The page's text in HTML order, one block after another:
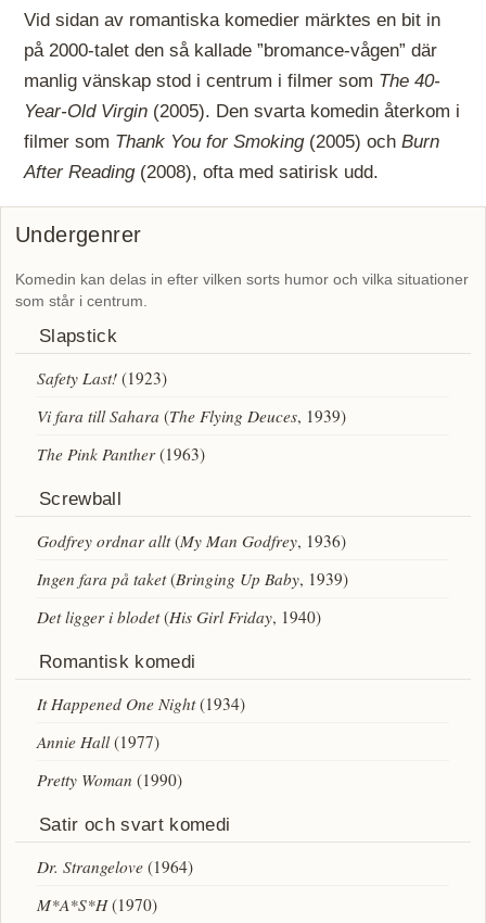
Vid sidan av romantiska komedier märktes en bit in
på 2000-talet den så kallade ”bromance-vågen” där
manlig vänskap stod i centrum i filmer som The 40-
Year-Old Virgin (2005). Den svarta komedin återkom i
filmer som Thank You for Smoking(2005) och Burn
After Reading(2008), ofta med satirisk udd.
Undergenrer
Komedin kan delas in efter vilken sorts humor och vilka situationer
som står i centrum.
Slapstick
Safety Last! (1923)
Vi fara till Sahara (The Flying Deuces, 1939)
The Pink Panther(1963)
Screwball
Godfrey ordnar allt(My Man Godfrey, 1936)
Ingen fara på taket(Bringing Up Baby, 1939)
Det ligger i blodet(His Girl Friday, 1940)
Romantisk komedi
It Happened One Night(1934)
Annie Hall(1977)
Pretty Woman (1990)
Satir och svart komedi
Dr. Strangelove (1964)
M*A*S*H(1970)